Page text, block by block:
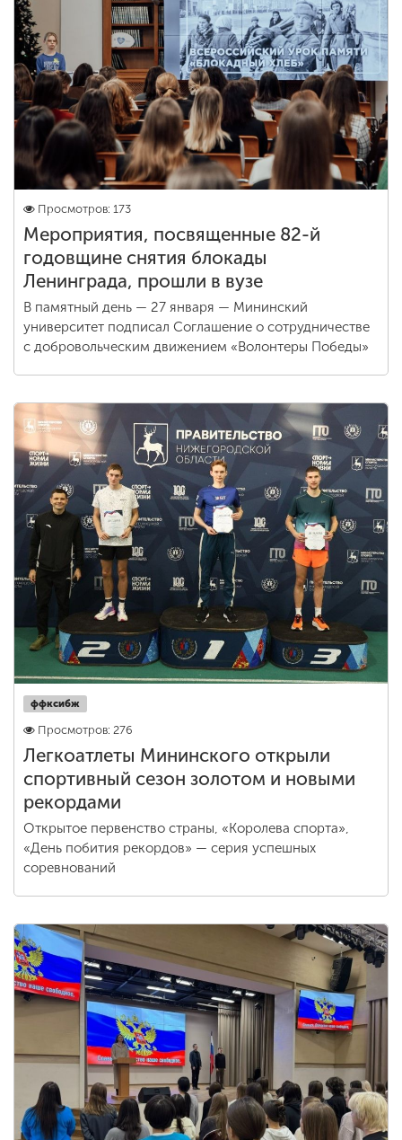
Просмотров: 173
Мероприятия, посвященные 82-й
годовщине снятия блокады
Ленинграда, прошли в вузе
В памятный день — 27 января — Мининский
университет подписал Соглашение о сотрудничестве
с добровольческим движением «Волонтеры Победы»
ффксибж
Просмотров: 276
Легкоатлеты Мининского открыли
спортивный сезон золотом и новыми
рекордами
Открытое первенство страны, «Королева спорта»,
«День побития рекордов» — серия успешных
соревнований